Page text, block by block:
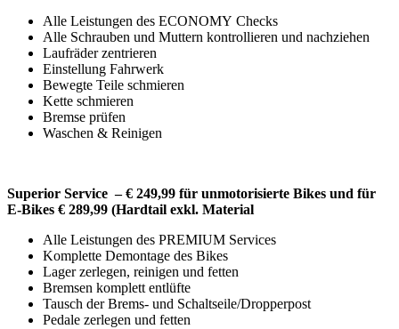
Alle Leistungen des ECONOMY Checks
Alle Schrauben und Muttern kontrollieren und nachziehen
Laufräder zentrieren
Einstellung Fahrwerk
Bewegte Teile schmieren
Kette schmieren
Bremse prüfen
Waschen & Reinigen
Superior Service – € 249,99 für unmotorisierte Bikes und für
E-Bikes € 289,99 (Hardtail exkl. Material
Alle Leistungen des PREMIUM Services
Komplette Demontage des Bikes
Lager zerlegen, reinigen und fetten
Bremsen komplett entlüfte
Tausch der Brems- und Schaltseile/Dropperpost
Pedale zerlegen und fetten